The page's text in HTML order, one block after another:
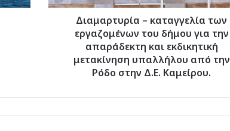
την
απαράδεκτη
εκδικητική
μετακίνηση
υπαλλήλου
στην
Διαμαρτυρία – καταγγελία των
εργαζομένων του δήμου για την
απαράδεκτη και εκδικητική
μετακίνηση υπαλλήλου από την
Ρόδο στην Δ.Ε. Καμείρου.